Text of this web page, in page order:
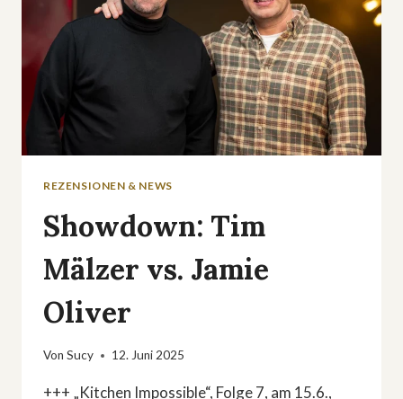
REZENSIONEN & NEWS
Showdown: Tim
Mälzer vs. Jamie
Oliver
Von Sucy 12. Juni 2025
+++ „Kitchen Impossible“, Folge 7, am 15.6.,